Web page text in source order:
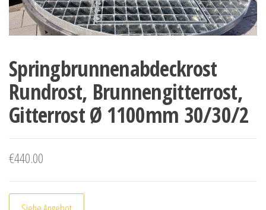
Springbrunnenabdeckrost
Rundrost, Brunnengitterrost,
Gitterrost Ø 1100mm 30/30/2
€440.00